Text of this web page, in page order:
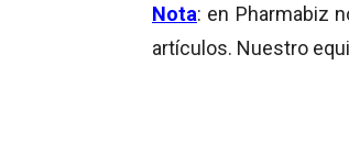
Nota: en Pharmabiz
artículos. Nuestro